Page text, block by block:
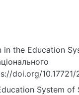
in the Education
doi.org/10.17721/
System of